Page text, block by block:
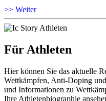
>> Weiter
Für Athleten
Hier können Sie das aktuelle
Wettkämpfen, Anti-Doping
und Informationen zu
Ihre Athletenbiographie